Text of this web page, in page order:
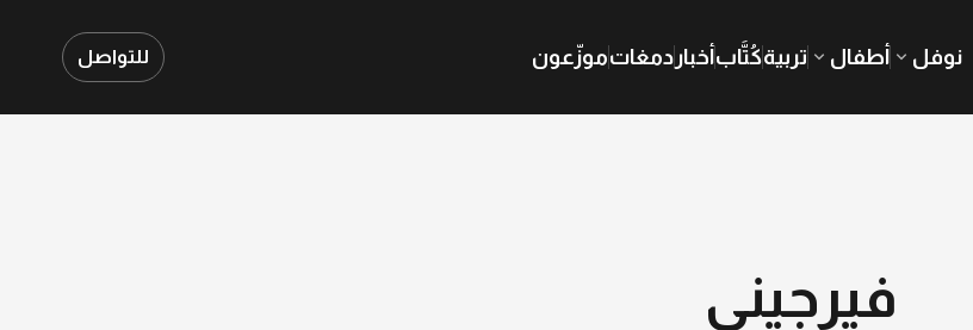
نوفل أطفال تربيةكُتَّابأخبار دمغاتموزّعون للتواصل
فيرجيني